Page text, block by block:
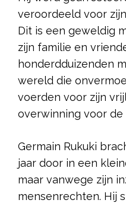
veroordeeld voor
Dit is een geweldig
zijn familie en
honderdduizenden
wereld die
voerden voor zijn
overwinning voor de
Germain Rukuki
jaar door in een
maar vanwege zijn
mensenrechten. Hij